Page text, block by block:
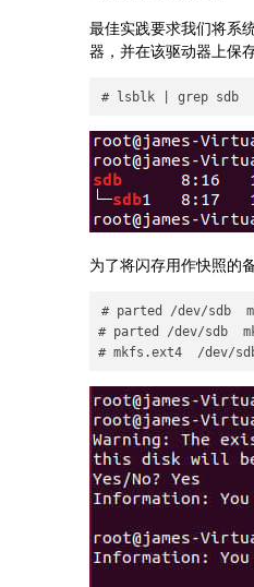
最佳实践要求我们将系
器，并在该驱动器上保存
# lsblk | grep sdb
为了将闪存用作快照的
# parted /dev/sdb
# parted /dev/sdb
# mkfs.ext4  /dev/